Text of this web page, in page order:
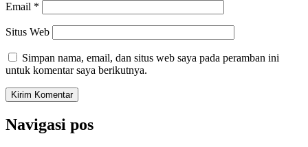
Email *
Situs Web
Simpan nama, email, dan situs web saya pada peramban ini
untuk komentar saya berikutnya.
Navigasi pos